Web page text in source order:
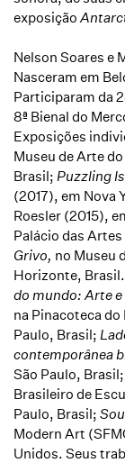
exposição
Nelson Soares e
Nasceram em
Participaram da
8ª Bienal do
Exposições
Museu de Arte
Brasil; Puzzling
(2017), em Nova
Roesler (2015),
Palácio das
Grivo, no Museu
Horizonte,
do mundo: Arte e
na Pinacoteca do
Paulo, Brasil;
contemporânea
São Paulo, Brasil;
Brasileiro de
Paulo, Brasil;
Modern Art
Unidos. Seus